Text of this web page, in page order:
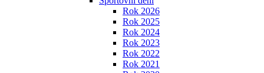
Rok 2026
Rok 2025
Rok 2024
Rok 2023
Rok 2022
Rok 2021